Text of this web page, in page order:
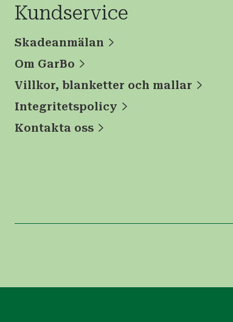
Kundservice
Skadeanmälan
Om GarBo
Villkor, blanketter och mallar
Integritetspolicy
Kontakta oss